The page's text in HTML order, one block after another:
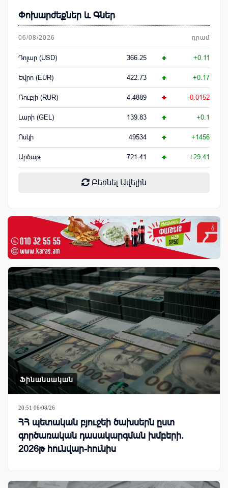
Փոխարժեքներ և Գներ
06/08/2026 դրամ
Դոլար (USD) 366.25 +0.11
Եվրո (EUR) 422.73 +0.17
Ռուբլի (RUR) 4.4889 -0.0152
Լարի (GEL) 139.83 +0.1
Ոսկի 49534 +1456
Արծաթ 721.41 +29.41
Բեռնել Ավելին
Ֆինանսական
20:51 06/08/26
ՀՀ պետական բյուջեի ծախսերն ըստ
գործառական դասակարգման խմբերի.
2026թ հունվար-հունիս